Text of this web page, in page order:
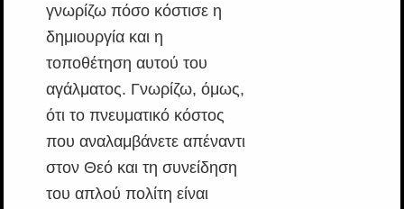
γνωρίζω πόσο κόστισε η
δημιουργία και η
τοποθέτηση αυτού του
αγάλματος. Γνωρίζω, όμως,
ότι το πνευματικό κόστος
που αναλαμβάνετε απέναντι
στον Θεό και τη συνείδηση
του απλού πολίτη είναι